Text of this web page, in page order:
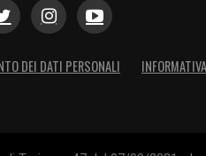
DEI DATI PERSONALI